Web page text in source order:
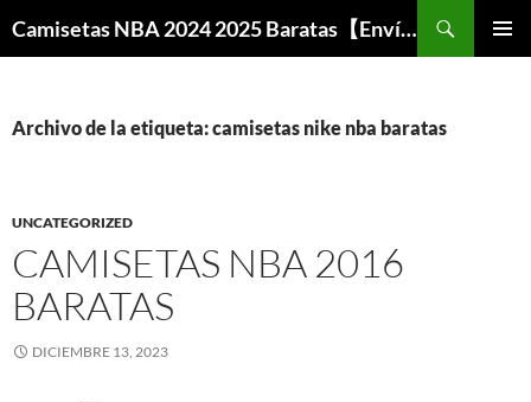
Camisetas NBA 2024 2025 Baratas【Envío Gratis】
Archivo de la etiqueta: camisetas nike nba baratas
UNCATEGORIZED
CAMISETAS NBA 2016
BARATAS
DICIEMBRE 13, 2023